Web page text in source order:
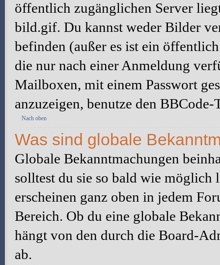
öffentlich zugänglichen Server
bild.gif. Du kannst weder Bilder
befinden (außer es ist ein
die nur nach einer Anmeldung
Mailboxen, mit einem Passwort
anzuzeigen, benutze den
Nach oben
Was sind globale
Globale Bekanntmachungen
solltest du sie so bald wie möglich
erscheinen ganz oben in jedem
Bereich. Ob du eine globale
hängt von den durch die Board-
ab.